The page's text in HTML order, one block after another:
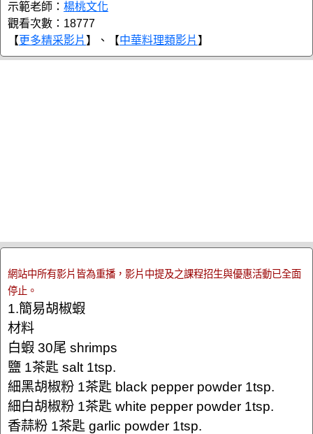
示範老師： 楊桃文化
觀看次數：18777
【更多精采影片 】、【中華料理類影片 】
網站中所有影片皆為重播，影片中提及之課程招生與優惠活動已全面
停止。
1.簡易胡椒蝦
材料
白蝦 30尾 shrimps
鹽 1茶匙 salt 1tsp.
細黑胡椒粉 1茶匙 black pepper powder 1tsp.
細白胡椒粉 1茶匙 white pepper powder 1tsp.
香蒜粉 1茶匙 garlic powder 1tsp.